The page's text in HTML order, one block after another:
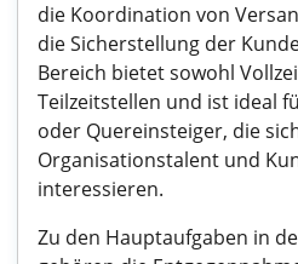
die Koordination von
die Sicherstellung der
Bereich bietet sowohl
Teilzeitstellen und ist ideal
oder Quereinsteiger, die
Organisationstalent und
interessieren.
Zu den Hauptaufgaben in